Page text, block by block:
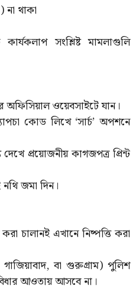
না থাকা
সংশ্লিষ্ট মামলাগুলি
অফিসিয়াল ওয়েবসাইটে যান।
কোড লিখে ‘সার্চ’ অপশনে
প্রয়োজনীয় কাগজপত্র প্রিন্ট
জমা দিন।
চালানই এখানে নিষ্পত্তি করা
বা গুরুগ্রাম) পুলিশ
আওতায় আসবে না।